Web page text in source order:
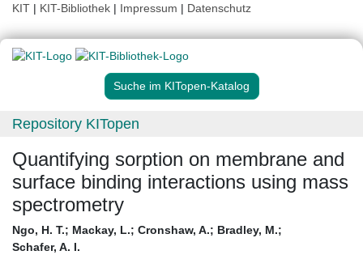
KIT | KIT-Bibliothek | Impressum | Datenschutz
Suche im KITopen-Katalog
Repository KITopen
Quantifying sorption on membrane and
surface binding interactions using mass
spectrometry
Ngo, H. T.; Mackay, L.; Cronshaw, A.; Bradley, M.;
Schafer, A. I.